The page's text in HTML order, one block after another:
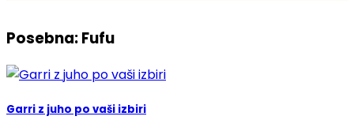
Posebna: Fufu
Garri z juho po vaši izbiri